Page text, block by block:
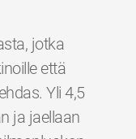
jotka
että
Yli 4,5
ja jaellaan